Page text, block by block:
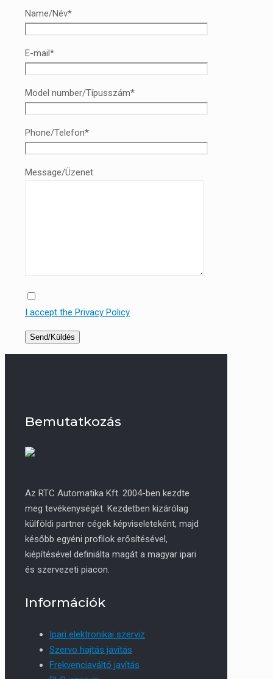
Name/Név*
E-mail*
Model number/Típusszám*
Phone/Telefon*
Message/Üzenet
I accept the Privacy Policy
Bemutatkozás
Az RTC Automatika Kft. 2004-ben kezdte
meg tevékenységét. Kezdetben kizárólag
külföldi partner cégek képviseleteként, majd
később egyéni profilok erősítésével,
kiépítésével definiálta magát a magyar ipari
és szervezeti piacon.
Információk
Ipari elektronikai szerviz
Szervo hajtás javítás
Frekvenciaváltó javítás